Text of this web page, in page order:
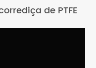
de PTFE